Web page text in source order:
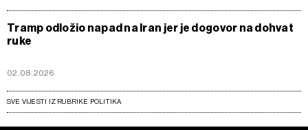
Tramp odložio napad na Iran jer je dogovor na dohvat
ruke
02.08.2026
SVE VIJESTI IZ RUBRIKE POLITIKA